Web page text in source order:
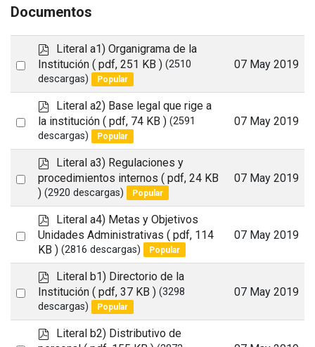
Documentos
Select
p
d
f
Literal a1) Organigrama de la
Institución ( pdf, 251 KB ) (2510
descargas)
Popular
07 May 2019
Select
p
d
f
Literal a2) Base legal que rige a
la institución ( pdf, 74 KB ) (2591
descargas)
Popular
07 May 2019
Select
p
d
f
Literal a3) Regulaciones y
procedimientos internos ( pdf, 24 KB
) (2920 descargas) Popular
07 May 2019
Select
p
d
f
Literal a4) Metas y Objetivos
Unidades Administrativas ( pdf, 114
KB ) (2816 descargas) Popular
07 May 2019
Select
p
d
f
Literal b1) Directorio de la
Institución ( pdf, 37 KB ) (3298
descargas)
Popular
07 May 2019
pLiteral b2) Distributivo de